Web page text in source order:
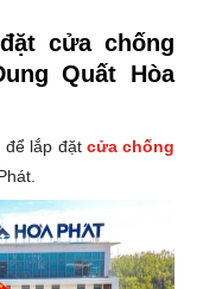
cửa chống
Quất Hòa
để lắp đặt cửa chống